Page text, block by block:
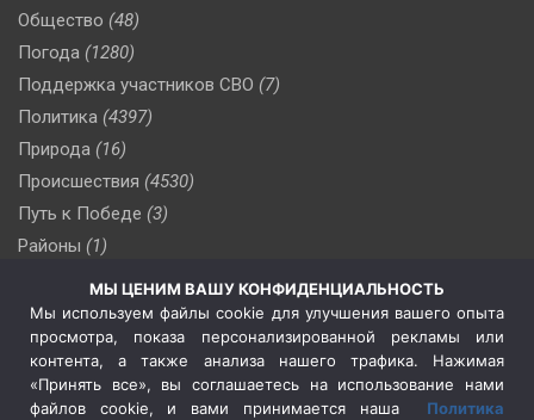
Общество (48)
Погода (1280)
Поддержка участников СВО (7)
Политика (4397)
Природа (16)
Происшествия (4530)
Путь к Победе (3)
Районы (1)
(510)
Сельское хозяйство (3)
Социальная политика
(3)
Спецоперация в Украине
Спецоперация на Украине
(404)
МЫ ЦЕНИМ ВАШУ КОНФИДЕНЦИАЛЬНОСТЬ
Мы используем файлы cookie для улучшения вашего опыта
просмотра, показа персонализированной рекламы или
контента, а также анализа нашего трафика. Нажимая
«Принять все», вы соглашаетесь на использование нами
файлов cookie, и вами принимается наша Политика